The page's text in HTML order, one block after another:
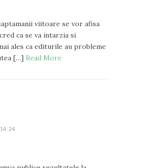
viitoare se vor afisa
ca se va intarzia si
ales ca editurile au probleme
[…] Read More